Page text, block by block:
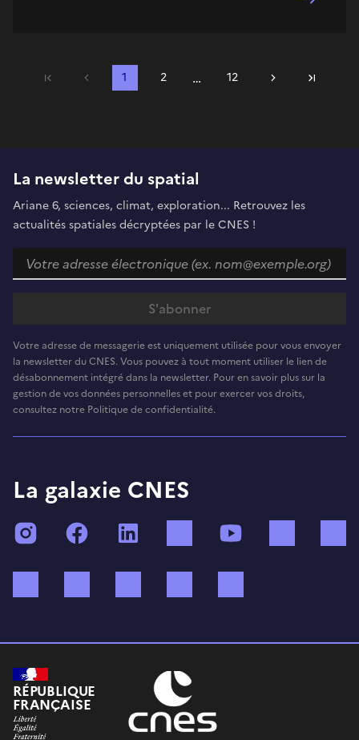
Première pagePrécédent
1 2 … 12 SuivantDernière
La newsletter du spatial
Ariane 6, sciences, climat, exploration... Retrouvez les
actualités spatiales décryptées par le CNES !
Votre adresse de messagerie est uniquement utilisée pour vous envoyer
la newsletter du CNES. Vous pouvez à tout moment utiliser le lien de
désabonnement intégré dans la newsletter. Pour en savoir plus sur la
gestion de vos données personnelles et pour exercer vos droits,
consultez notre Politique de confidentialité.
La galaxie CNES
InstagramFacebook TikTok
RÉPUBLIQUE
FRANÇAISE